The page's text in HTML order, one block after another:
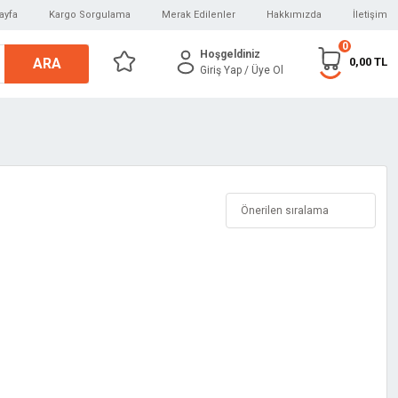
Kargo Sorgulama Merak Edilenler Hakkımızda İletişim
ARA
Hoşgeldiniz
Giriş Yap / Üye Ol
0
0,00 TL